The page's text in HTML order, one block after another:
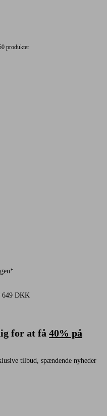
produkter
649 DKK
for at få 40% på
tilbud, spændende nyheder